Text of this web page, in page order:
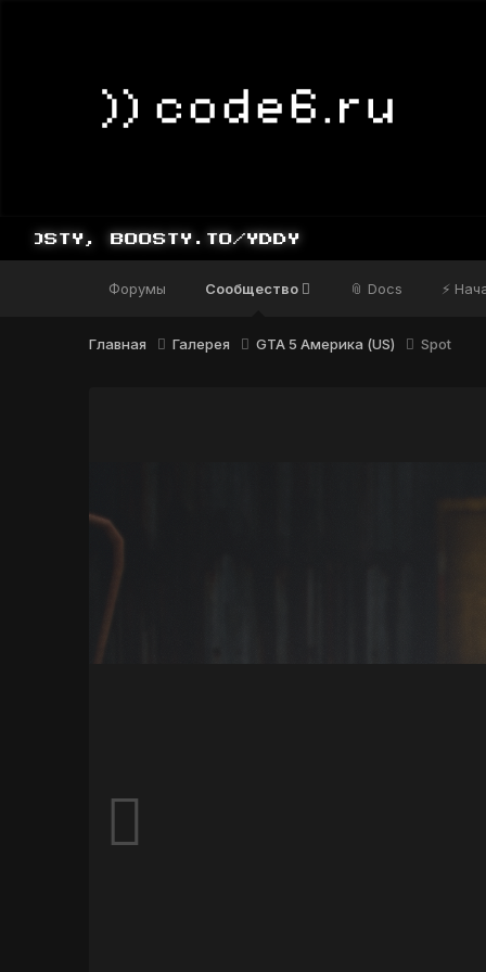
BOOSTY.TO/YDDY
Форумы Сообщество 📎 Docs ⚡
Главная Галерея GTA 5 Америка (US) Spot